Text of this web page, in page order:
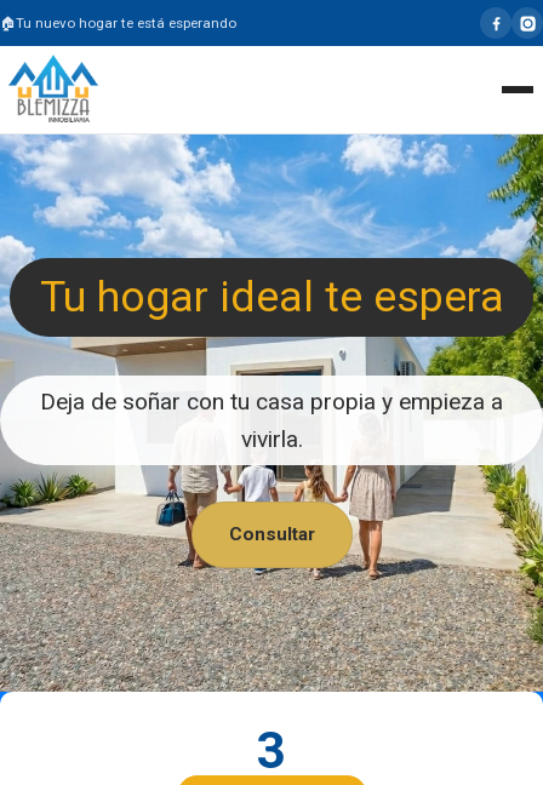
Tu nuevo hogar te está esperando
Tu hogar ideal te espera
Deja de soñar con tu casa propia y empieza a
vivirla.
Consultar
3